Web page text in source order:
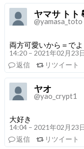
ヤマサ トト
@yamasa_toto
両方可愛いから＝でよ
14:20 – 2021年02月23
返信
リツイート
ヤオ
@yao_crypt1
大好き
14:04 – 2021年02月23
返信
リツイート